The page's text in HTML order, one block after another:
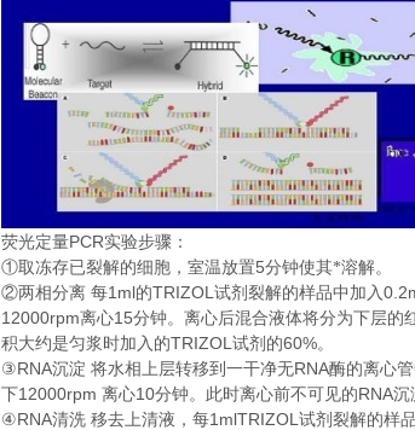
荧光定量PCR实验步骤：
①取冻存已裂解的细胞，室温放置5分钟使其*溶解。
②两相分离 每1ml的TRIZOL 试剂裂解的样品中加入
12000rpm离心15分钟。离心后混合液体将分为下层的
积大约是匀浆时加入的TRIZOL 试剂的60%。
③RNA沉淀 将水相上层转移到一干净无RNA酶的离心
下12000rpm 离心10分钟。此时离心前不可见的RNA沉
④RNA清洗 移去上清液，每1mlTRIZOL 试剂裂解的样